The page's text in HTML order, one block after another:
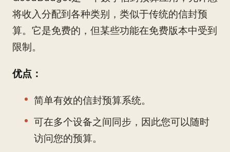
将收入分配到各种类别，类似于传统的信封预
算。它是免费的，但某些功能在免费版本中受到
限制。
优点：
简单有效的信封预算系统。
可在多个设备之间同步，因此您可以随时
访问您的预算。